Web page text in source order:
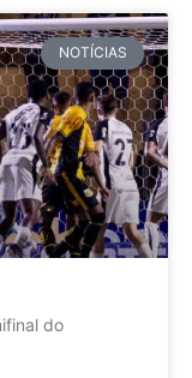
NOTÍCIAS
do